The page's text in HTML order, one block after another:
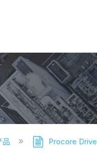
局层次
品 Procore Drive